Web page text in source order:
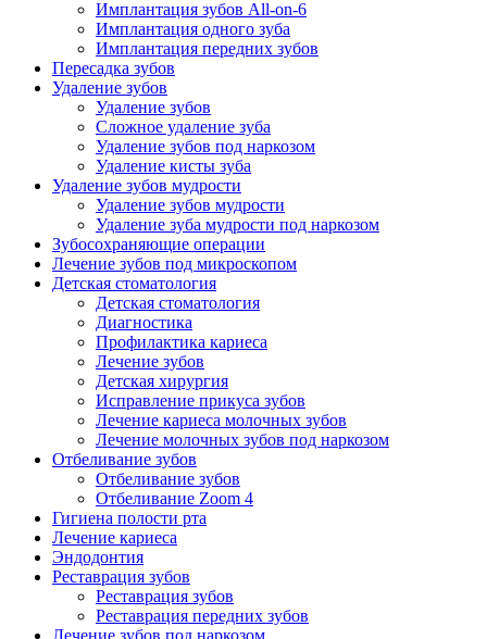
Имплантация зубов All-on-6
Имплантация одного зуба
Имплантация передних зубов
Пересадка зубов
Удаление зубов
Удаление зубов
Сложное удаление зуба
Удаление зубов под наркозом
Удаление кисты зуба
Удаление зубов мудрости
Удаление зубов мудрости
Удаление зуба мудрости под наркозом
Зубосохраняющие операции
Лечение зубов под микроскопом
Детская стоматология
Детская стоматология
Диагностика
Профилактика кариеса
Лечение зубов
Детская хирургия
Исправление прикуса зубов
Лечение кариеса молочных зубов
Лечение молочных зубов под наркозом
Отбеливание зубов
Отбеливание зубов
Отбеливание Zoom 4
Гигиена полости рта
Лечение кариеса
Эндодонтия
Реставрация зубов
Реставрация зубов
Реставрация передних зубов